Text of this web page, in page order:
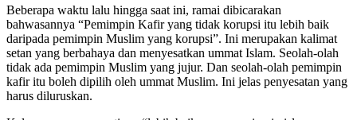
Beberapa waktu lalu hingga saat ini, ramai dibicarakan
bahwasannya “Pemimpin Kafir yang tidak korupsi itu lebih baik
daripada pemimpin Muslim yang korupsi”. Ini merupakan kalimat
setan yang berbahaya dan menyesatkan ummat Islam. Seolah-olah
tidak ada pemimpin Muslim yang jujur. Dan seolah-olah pemimpin
kafir itu boleh dipilih oleh ummat Muslim. Ini jelas penyesatan yang
harus diluruskan.